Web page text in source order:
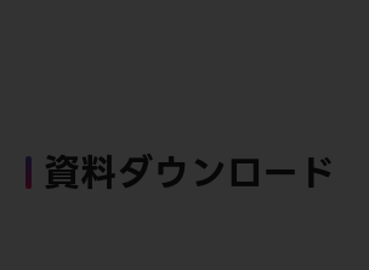
資料ダウンロード